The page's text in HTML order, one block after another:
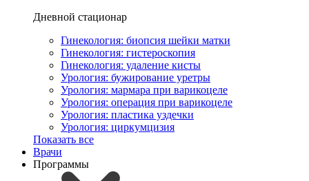
Дневной стационар
Гинекология: биопсия шейки матки
Гинекология: гистероскопия
Гинекология: удаление кисты
Урология: бужирование уретры
Урология: мармара при варикоцеле
Урология: операция при варикоцеле
Урология: пластика уздечки
Урология: циркумцизия
Показать все
Врачи
Программы